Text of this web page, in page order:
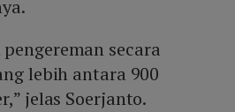
secara
lebih antara 900
jelas Soerjanto.